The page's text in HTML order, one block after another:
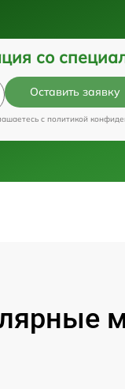
со
Оставить заявку
c политикой